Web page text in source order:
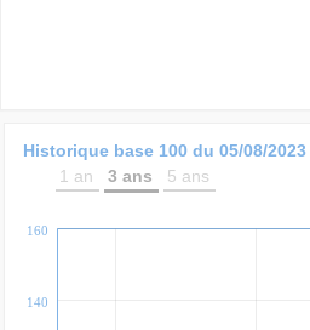
Historique base 100 du 05/08/2023
1 an
3 ans 5 ans
140
160